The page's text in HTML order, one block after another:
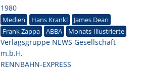
1980
Medien Hans Krankl
James Dean
Frank Zappa
ABBA Monats-Illustrierte
Verlagsgruppe NEWS Gesellschaft
m.b.H.
RENNBAHN-EXPRESS